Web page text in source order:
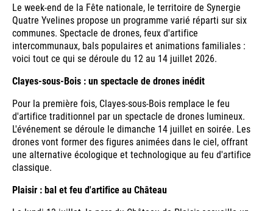
Le week-end de la Fête nationale, le territoire de Synergie
Quatre Yvelines propose un programme varié réparti sur six
communes. Spectacle de drones, feux d'artifice
intercommunaux, bals populaires et animations familiales :
voici tout ce qui se déroule du 12 au 14 juillet 2026.
Clayes-sous-Bois : un spectacle de drones inédit
Pour la première fois, Clayes-sous-Bois remplace le feu
d'artifice traditionnel par un spectacle de drones lumineux.
L'événement se déroule le dimanche 14 juillet en soirée. Les
drones vont former des figures animées dans le ciel, offrant
une alternative écologique et technologique au feu d'artifice
classique.
Plaisir : bal et feu d'artifice au Château